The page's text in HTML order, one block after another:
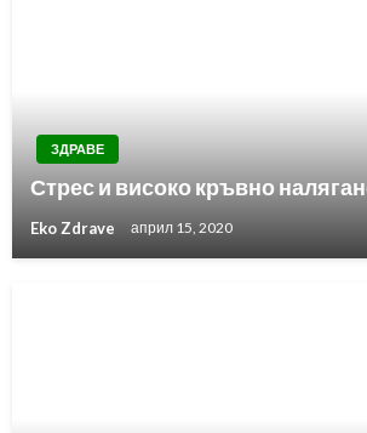
ЗДРАВЕ
Стрес и високо кръвно
Eko Zdrave април 15, 2020